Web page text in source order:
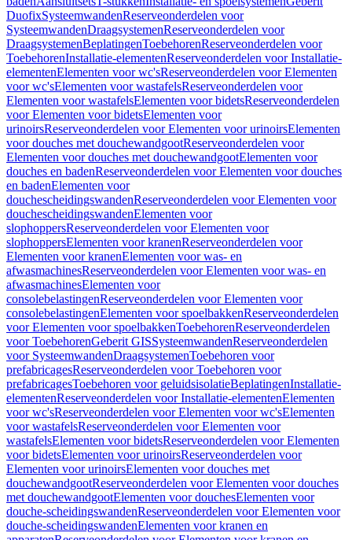
DuofixSysteemwandenReserveonderdelen voor
SysteemwandenDraagsystemenReserveonderdelen voor
DraagsystemenBeplatingenToebehorenReserveonderdelen voor
ToebehorenInstallatie-elementenReserveonderdelen voor Installatie-
elementenElementen voor wc'sReserveonderdelen voor Elementen
voor wc'sElementen voor wastafelsReserveonderdelen voor
Elementen voor wastafelsElementen voor bidetsReserveonderdelen
voor Elementen voor bidetsElementen voor
urinoirsReserveonderdelen voor Elementen voor urinoirsElementen
voor douches met douchewandgootReserveonderdelen voor
Elementen voor douches met douchewandgootElementen voor
douches en badenReserveonderdelen voor Elementen voor douches
en badenElementen voor
douchescheidingswandenReserveonderdelen voor Elementen voor
douchescheidingswandenElementen voor
slophoppersReserveonderdelen voor Elementen voor
slophoppersElementen voor kranenReserveonderdelen voor
Elementen voor kranenElementen voor was- en
afwasmachinesReserveonderdelen voor Elementen voor was- en
afwasmachinesElementen voor
consolebelastingenReserveonderdelen voor Elementen voor
consolebelastingenElementen voor spoelbakkenReserveonderdelen
voor Elementen voor spoelbakkenToebehorenReserveonderdelen
voor ToebehorenGeberit GISSysteemwandenReserveonderdelen
voor SysteemwandenDraagsystemenToebehoren voor
prefabricagesReserveonderdelen voor Toebehoren voor
prefabricagesToebehoren voor geluidsisolatieBeplatingenInstallatie-
elementenReserveonderdelen voor Installatie-elementenElementen
voor wc'sReserveonderdelen voor Elementen voor wc'sElementen
voor wastafelsReserveonderdelen voor Elementen voor
wastafelsElementen voor bidetsReserveonderdelen voor Elementen
voor bidetsElementen voor urinoirsReserveonderdelen voor
Elementen voor urinoirsElementen voor douches met
douchewandgootReserveonderdelen voor Elementen voor douches
met douchewandgootElementen voor douchesElementen voor
douche-scheidingswandenReserveonderdelen voor Elementen voor
douche-scheidingswandenElementen voor kranen en